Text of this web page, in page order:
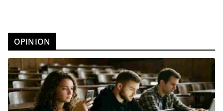
OPINION